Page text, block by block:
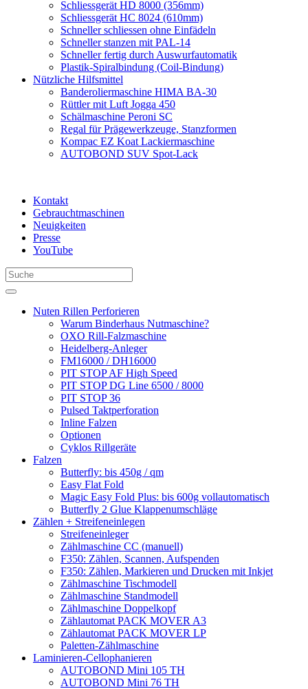
Schliessgerät HD 8000 (356mm)
Schliessgerät HC 8024 (610mm)
Schneller schliessen ohne Einfädeln
Schneller stanzen mit PAL-14
Schneller fertig durch Auswurfautomatik
Plastik-Spiralbindung (Coil-Bindung)
Nützliche Hilfsmittel
Banderoliermaschine HIMA BA-30
Rüttler mit Luft Jogga 450
Schälmaschine Peroni SC
Regal für Prägewerkzeuge, Stanzformen
Kompac EZ Koat Lackiermaschine
AUTOBOND SUV Spot-Lack
Kontakt
Gebrauchtmaschinen
Neuigkeiten
Presse
YouTube
Nuten Rillen Perforieren
Warum Binderhaus Nutmaschine?
OXO Rill-Falzmaschine
Heidelberg-Anleger
FM16000 / DH16000
PIT STOP AF High Speed
PIT STOP DG Line 6500 / 8000
PIT STOP 36
Pulsed Taktperforation
Inline Falzen
Optionen
Cyklos Rillgeräte
Falzen
Butterfly: bis 450g / qm
Easy Flat Fold
Magic Easy Fold Plus: bis 600g vollautomatisch
Butterfly 2 Glue Klappenumschläge
Zählen + Streifeneinlegen
Streifeneinleger
Zählmaschine CC (manuell)
F350: Zählen, Scannen, Aufspenden
F350: Zählen, Markieren und Drucken mit Inkjet
Zählmaschine Tischmodell
Zählmaschine Standmodell
Zählmaschine Doppelkopf
Zählautomat PACK MOVER A3
Zählautomat PACK MOVER LP
Paletten-Zählmaschine
Laminieren-Cellophanieren
AUTOBOND Mini 105 TH
AUTOBOND Mini 76 TH